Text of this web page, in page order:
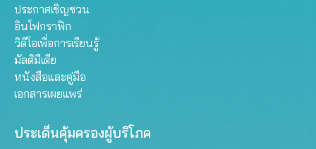
ประกาศเชิญชวน
อินโฟกราฟิก
วิดีโอเพื่อการเรียนรู้
มัลติมีเดีย
หนังสือและคู่มือ
เอกสารเผยแพร่
ประเด็นคุ้มครองผู้บริโภค